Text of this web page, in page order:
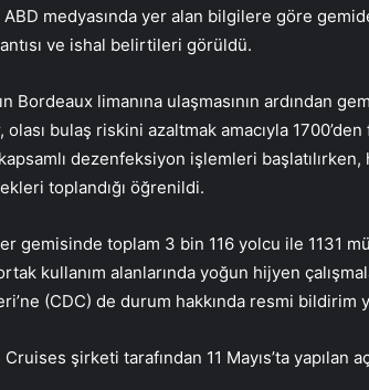
medyasında yer alan bilgilere göre
ve ishal belirtileri görüldü.
Bordeaux limanına ulaşmasının ardından
bulaş riskini azaltmak amacıyla 1700’den
dezenfeksiyon işlemleri
toplandığı öğrenildi.
gemisinde toplam 3 bin 116 yolcu ile 1131
kullanım alanlarında yoğun hijyen
(CDC) de durum hakkında resmi bildirim
şirketi tarafından 11 Mayıs’ta yapılan